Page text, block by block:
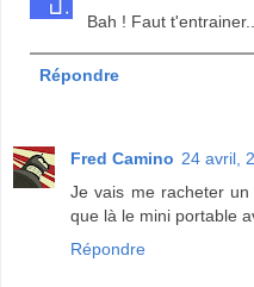
Bah ! Faut t'entrainer...
Répondre
Fred Camino 24 avril,
Je vais me racheter
que là le mini portable
Répondre